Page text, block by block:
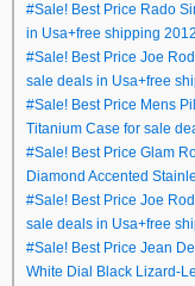
#Sale! Best Price Rado
in Usa+free shipping 2012
#Sale! Best Price Joe
sale deals in Usa+free
#Sale! Best Price Mens
Titanium Case for sale
#Sale! Best Price Glam
Diamond Accented
#Sale! Best Price Joe
sale deals in Usa+free
#Sale! Best Price Jean
White Dial Black Lizard-